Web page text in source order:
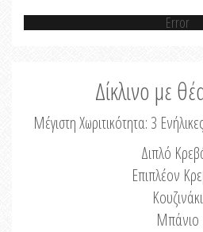
Error
Δίκλινο με
Μέγιστη Χωριτικότητα: 3
Διπλό
Επιπλέον
Κουζινάκι
Μπάνιο